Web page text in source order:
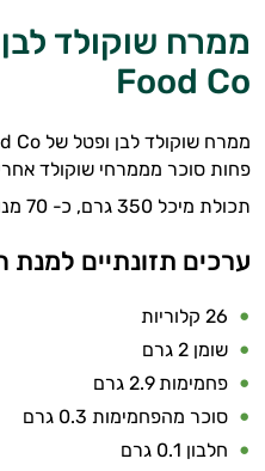
Food Co
פחות סוכר מממרחי שוקולד
תכולת מיכל 350 גרם, כ- 70 מנות הגשה.
ערכים תזונתיים למנת
26 קלוריות
שומן 2 גרם
פחמימות 2.9 גרם
סוכר מהפחמימות 0.3 גרם
חלבון 0.1 גרם